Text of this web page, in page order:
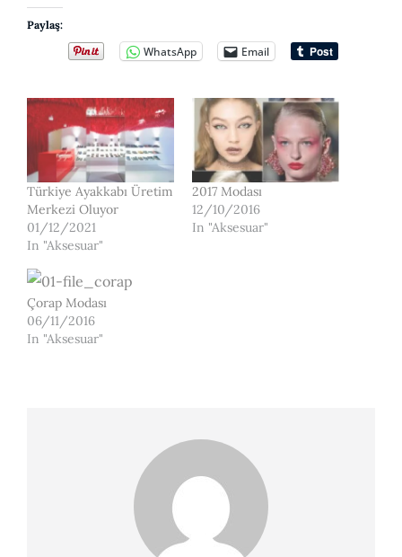
Paylaş:
WhatsApp Email
Türkiye Ayakkabı Üretim
Merkezi Oluyor
01/12/2021
In "Aksesuar"
2017 Modası
12/10/2016
In "Aksesuar"
Çorap Modası
06/11/2016
In "Aksesuar"